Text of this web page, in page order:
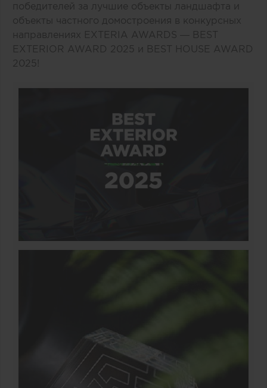
победителей за лучшие объекты ландшафта и
объекты частного домостроения в конкурсных
направлениях EXTERIA AWARDS — BEST
EXTERIOR AWARD 2025 и BEST HOUSE AWARD
2025!